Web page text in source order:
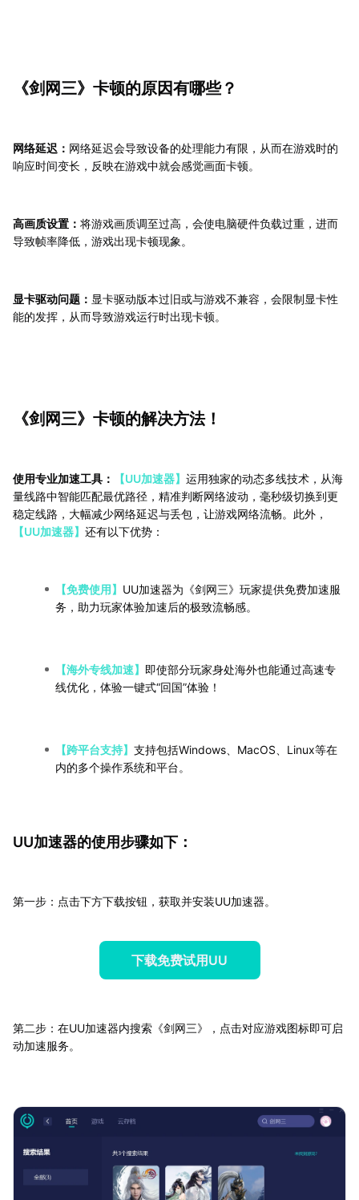
《剑网三》卡顿的原因有哪些？
网络延迟： 网络延迟会导致设备的处理能力有限，从而在游戏时的
响应时间变长，反映在游戏中就会感觉画面卡顿。
高画质设置： 将游戏画质调至过高，会使电脑硬件负载过重，进而
导致帧率降低，游戏出现卡顿现象。
显卡驱动问题： 显卡驱动版本过旧或与游戏不兼容，会限制显卡性
能的发挥，从而导致游戏运行时出现卡顿。
《剑网三》卡顿的解决方法！
使用专业加速工具： 【UU加速器】 运用独家的动态多线技术，从海
量线路中智能匹配最优路径，精准判断网络波动，毫秒级切换到更
稳定线路，大幅减少网络延迟与丢包，让游戏网络流畅。此外，
【UU加速器】 还有以下优势：
【免费使用】 UU加速器为《剑网三》玩家提供免费加速服
务，助力玩家体验加速后的极致流畅感。
【海外专线加速】 即使部分玩家身处海外也能通过高速专
线优化，体验一键式“回国”体验！
【跨平台支持】 支持包括Windows、MacOS、Linux等在
内的多个操作系统和平台。
UU加速器的使用步骤如下：
第一步：点击下方下载按钮，获取并安装UU加速器。
下载免费试用UU
第二步：在UU加速器内搜索《剑网三》，点击对应游戏图标即可启
动加速服务。